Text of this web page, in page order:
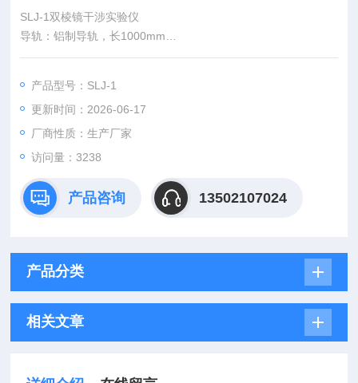
SLJ-1双棱镜干涉实验仪
导轨：铝制导轨，长1000mm
光源：半导体激光器，钠灯或白光光源可选
测微目镜：放大率15倍，测量范围8cm
像屏：白色像屏
产品型号：SLJ-1
更新时间：2026-06-17
厂商性质：生产厂家
访问量：3238
产品咨询 13502107024
产品分类
相关文章